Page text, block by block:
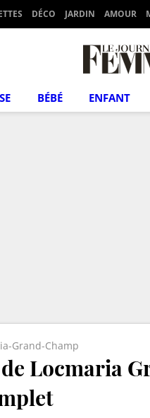
DÉCO JARDIN AMOUR
BÉBÉ ENFANT
Grand-Champ
Locmaria